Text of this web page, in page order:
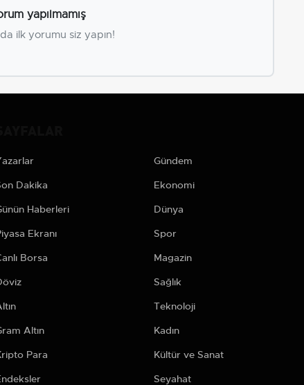
yapılmamış
ilk yorumu siz yapın!
Dakika
Haberleri
Ekranı
Borsa
Altın
Para
Gündem
Ekonomi
Dünya
Spor
Magazin
Sağlık
Teknoloji
Kadın
Kültür ve Sanat
Seyahat